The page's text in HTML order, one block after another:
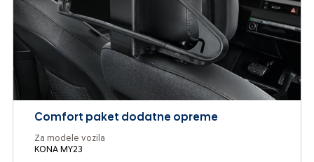
Comfort paket dodatne opreme
Za modele vozila
KONA MY23